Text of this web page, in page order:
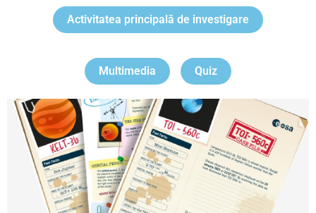
Activitatea principală de investigare
Multimedia Quiz